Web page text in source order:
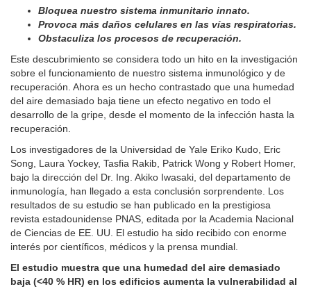
Bloquea nuestro sistema inmunitario innato.
Provoca más daños celulares en las vías respiratorias.
Obstaculiza los procesos de recuperación.
Este descubrimiento se considera todo un hito en la investigación
sobre el funcionamiento de nuestro sistema inmunológico y de
recuperación. Ahora es un hecho contrastado que una humedad
del aire demasiado baja tiene un efecto negativo en todo el
desarrollo de la gripe, desde el momento de la infección hasta la
recuperación.
Los investigadores de la Universidad de Yale Eriko Kudo, Eric
Song, Laura Yockey, Tasfia Rakib, Patrick Wong y Robert Homer,
bajo la dirección del Dr. Ing. Akiko Iwasaki, del departamento de
inmunología, han llegado a esta conclusión sorprendente. Los
resultados de su estudio se han publicado en la prestigiosa
revista estadounidense PNAS, editada por la Academia Nacional
de Ciencias de EE. UU. El estudio ha sido recibido con enorme
interés por científicos, médicos y la prensa mundial.
El estudio muestra que una humedad del aire demasiado
baja (<40 % HR) en los edificios aumenta la vulnerabilidad al